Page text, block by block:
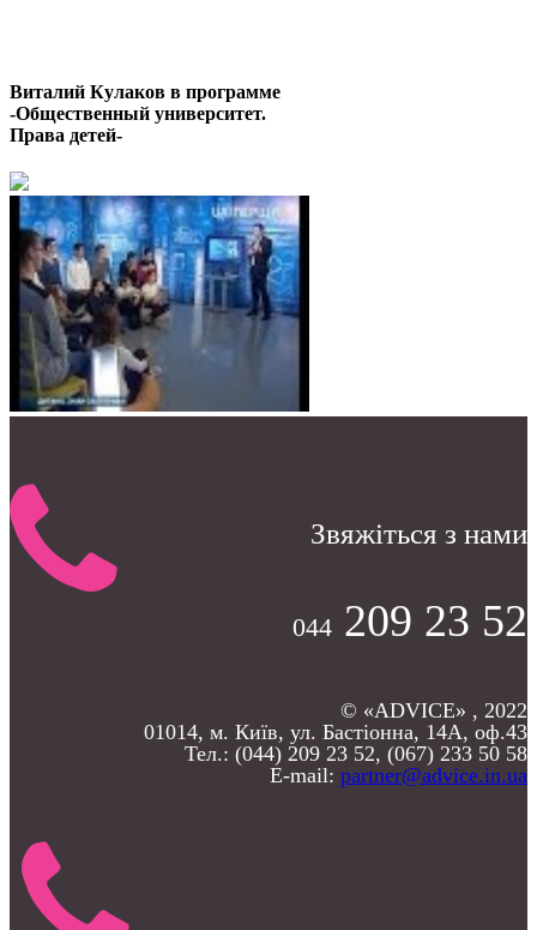
Виталий Кулаков в программе
-Общественный университет.
Права детей-
Звяжіться з нами
044 209 23 52
© «ADVICE» , 2022
01014, м. Київ, ул. Бастіонна, 14А, оф.43
Тел.: (044) 209 23 52, (067) 233 50 58
E-mail: partner@advice.in.ua